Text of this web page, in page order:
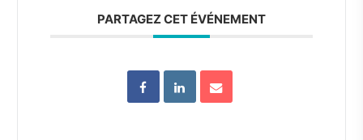
PARTAGEZ CET ÉVÉNEMENT